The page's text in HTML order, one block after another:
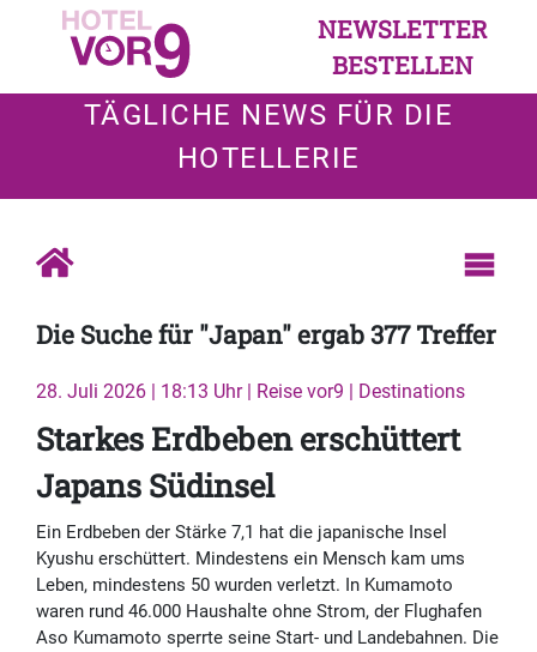
NEWSLETTER
BESTELLEN
TÄGLICHE NEWS FÜR DIE
HOTELLERIE
Die Suche für "Japan" ergab 377 Treffer
28. Juli 2026 | 18:13 Uhr | Reise vor9 | Destinations
Starkes Erdbeben erschüttert
Japans Südinsel
Ein Erdbeben der Stärke 7,1 hat die japanische Insel
Kyushu erschüttert. Mindestens ein Mensch kam ums
Leben, mindestens 50 wurden verletzt. In Kumamoto
waren rund 46.000 Haushalte ohne Strom, der Flughafen
Aso Kumamoto sperrte seine Start- und Landebahnen. Die